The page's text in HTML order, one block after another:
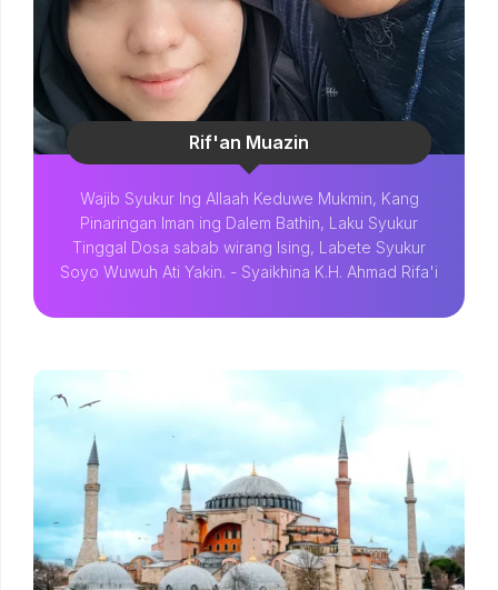
Rif'an Muazin
Wajib Syukur Ing Allaah Keduwe Mukmin, Kang
Pinaringan Iman ing Dalem Bathin, Laku Syukur
Tinggal Dosa sabab wirang Ising, Labete Syukur
Soyo Wuwuh Ati Yakin. - Syaikhina K.H. Ahmad Rifa'i